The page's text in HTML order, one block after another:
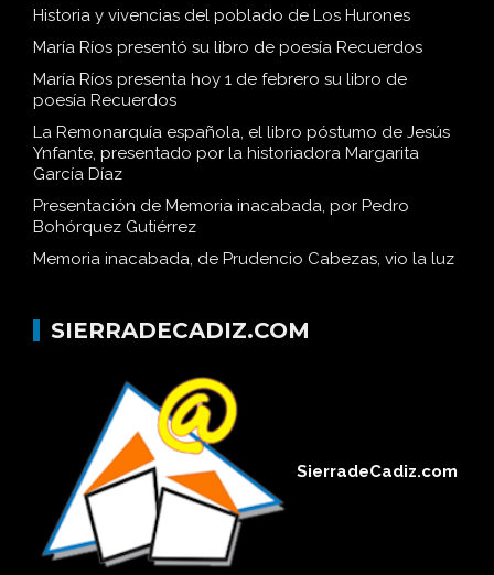
Historia y vivencias del poblado de Los Hurones
María Ríos presentó su libro de poesía Recuerdos
María Ríos presenta hoy 1 de febrero su libro de
poesía Recuerdos
La Remonarquía española, el libro póstumo de Jesús
Ynfante, presentado por la historiadora Margarita
García Díaz
Presentación de Memoria inacabada, por Pedro
Bohórquez Gutiérrez